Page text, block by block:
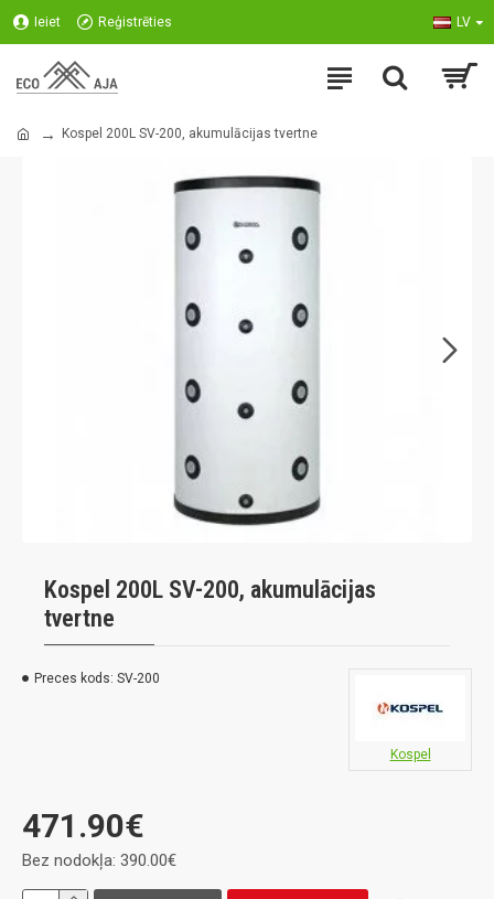
Ieiet Reģistrēties LV
Kospel 200L SV-200, akumulācijas tvertne
Kospel 200L SV-200, akumulācijas
tvertne
Preces kods: SV-200
Kospel
471.90€
Bez nodokļa: 390.00€